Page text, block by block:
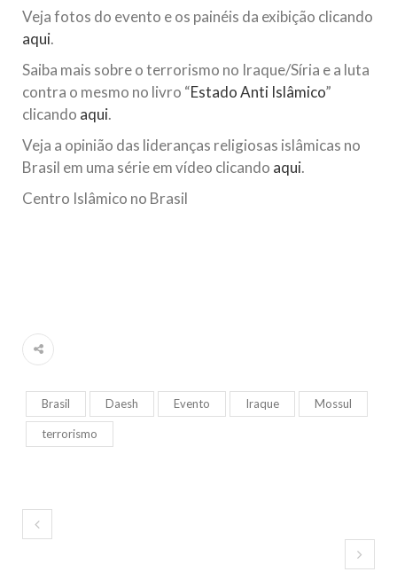
Veja fotos do evento e os painéis da exibição clicando
aqui.
Saiba mais sobre o terrorismo no Iraque/Síria e a luta
contra o mesmo no livro “Estado Anti Islâmico”
clicando aqui.
Veja a opinião das lideranças religiosas islâmicas no
Brasil em uma série em vídeo clicando aqui.
Centro Islâmico no Brasil
Brasil Daesh Evento Iraque Mossul
terrorismo